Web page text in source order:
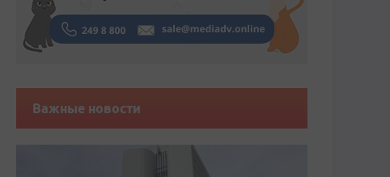
Важные новости